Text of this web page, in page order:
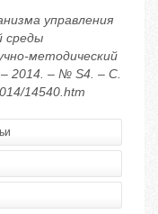
управления
среды
методический
2014. – № S4. – С.
14540.htm